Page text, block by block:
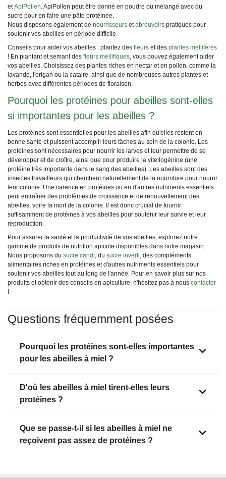
etApiPollen. ApiPollen peut être donné en poudre ou mélangé avec du
sucre pour en faire une pâte protéinée.
Nous disposons également de nourrisseurs etabreuvoirs pratiques pour
soutenir vos abeilles en période difficile.
Conseils pour aider vos abeilles : plantez des fleurs et des plantes mellifères
! En plantant et semant des fleurs mellifiques, vous pouvez également aider
vos abeilles. Choisissez des plantes riches en nectar et en pollen, comme la
lavande, l'origan ou la cataire, ainsi que de nombreuses autres plantes et
herbes avec différentes périodes de floraison.
Pourquoi les protéines pour abeilles sont-elles
si importantes pour les abeilles ?
Les protéines sont essentielles pour les abeilles afin qu'elles restent en
bonne santé et puissent accomplir leurs tâches au sein de la colonie. Les
protéines sont nécessaires pour nourrir les larves et leur permettre de se
développer et de croître, ainsi que pour produire la vitellogénine (une
protéine très importante dans le sang des abeilles). Les abeilles sont des
insectes travailleurs qui cherchent naturellement de la nourriture pour nourrir
leur colonie. Une carence en protéines ou en d'autres nutriments essentiels
peut entraîner des problèmes de croissance et de renouvellement des
abeilles, voire la mort de la colonie. Il est donc crucial de fournir
suffisamment de protéines à vos abeilles pour soutenir leur survie et leur
reproduction.
Pour assurer la santé et la productivité de vos abeilles, explorez notre
gamme de produits de nutrition apicole disponibles dans notre magasin.
Nous proposons du sucre candi, du sucre inverti, des compléments
alimentaires riches en protéines et d'autres nutriments essentiels pour
soutenir vos abeilles tout au long de l'année. Pour en savoir plus sur nos
produits et obtenir des conseils en apiculture, n'hésitez pas à nous contacter
!
Questions fréquemment posées
Pourquoi les protéines sont-elles importantes
pour les abeilles à miel ?
D'où les abeilles à miel tirent-elles leurs
protéines ?
Que se passe-t-il si les abeilles à miel ne
reçoivent pas assez de protéines ?